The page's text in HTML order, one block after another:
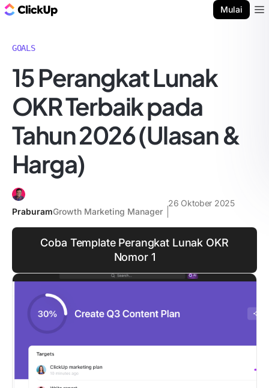
Mulai
GOALS
15 Perangkat Lunak
OKR Terbaik pada
Tahun 2026 (Ulasan &
Harga)
PraburamGrowth Marketing Manager
26 Oktober 2025
Coba Template Perangkat Lunak OKR
Nomor 1